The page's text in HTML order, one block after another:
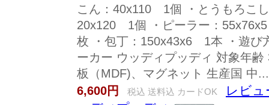
こん：40x110 1個 ・とうもろこ
20x120 1個 ・ピーラー：
枚 ・包丁：150x43x6 1本 ・遊び
ーカー ウッディプッディ 対象年
板（MDF)、マグネット 生産国 中...
6,600円
税込 送料込 カードOK
レビュ